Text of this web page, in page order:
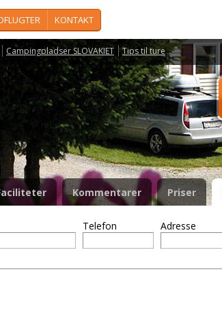
KONTAKT
Campingpladser SLOVAKIET Tips til ture
Kommentarer Priser
Telefon Adresse